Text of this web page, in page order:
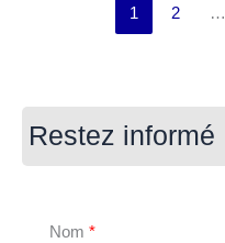
1 2 …
Restez informé
Nom